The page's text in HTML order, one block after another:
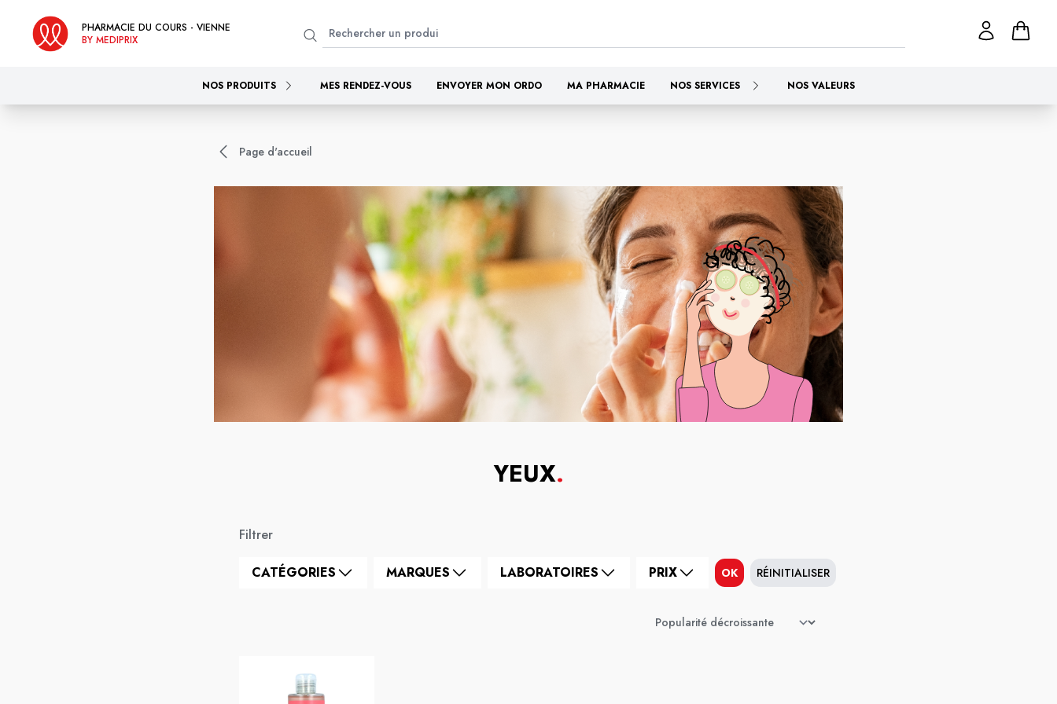
PHARMACIE DU COURS - VIENNE
BY MEDIPRIX
NOS PRODUITS MES RENDEZ-VOUS ENVOYER MON ORDO MA PHARMACIE NOS SERVICES NOS VALEURS
Page d'accueil
YEUX.
Filtrer
CATÉGORIES MARQUES LABORATOIRES PRIX OK RÉINITIALISER